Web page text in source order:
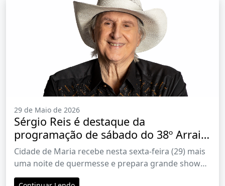
29 de Maio de 2026
Sérgio Reis é destaque da
programação de sábado do 38º Arraial
da Alegria
Cidade de Maria recebe nesta sexta-feira (29) mais
uma noite de quermesse e prepara grande show
sertanejo para sábado (30), com entrada gratuita